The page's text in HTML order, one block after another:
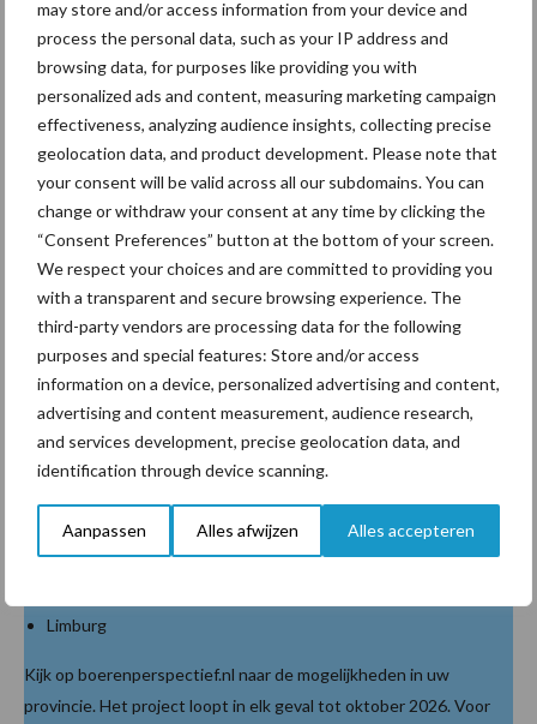
may store and/or access information from your device and
process the personal data, such as your IP address and
browsing data, for purposes like providing you with
personalized ads and content, measuring marketing campaign
effectiveness, analyzing audience insights, collecting precise
geolocation data, and product development. Please note that
your consent will be valid across all our subdomains. You can
change or withdraw your consent at any time by clicking the
“Consent Preferences” button at the bottom of your screen.
We respect your choices and are committed to providing you
with a transparent and secure browsing experience. The
third-party vendors are processing data for the following
purposes and special features: Store and/or access
information on a device, personalized advertising and content,
advertising and content measurement, audience research,
and services development, precise geolocation data, and
identification through device scanning.
Aanpassen Alles afwijzen Alles accepteren
Per deelnemer heeft de coach maximaal 50 uur beschikbaar. “Dat
is veel, maar als een vraagstuk is opgelost, dan eindigt ook het
coachingstraject. Als er dan uren over zijn, dan kan daar weer een
nieuwe deelnemer van profiteren. Hijlkema benadrukt wel dat het
traject inspanning vraagt van coach en deelnemer. “Het is
kosteloos en vrijwillig, maar het is niet vrijblijvend.”
Provincies die al deelnemen aan
BoerenPerspectief
Groningen
Friesland
Noord Holland / Utrecht-West
Drenthe
Overijssel
Limburg
Kijk op boerenperspectief.nl naar de mogelijkheden in uw
provincie. Het project loopt in elk geval tot oktober 2026. Voor